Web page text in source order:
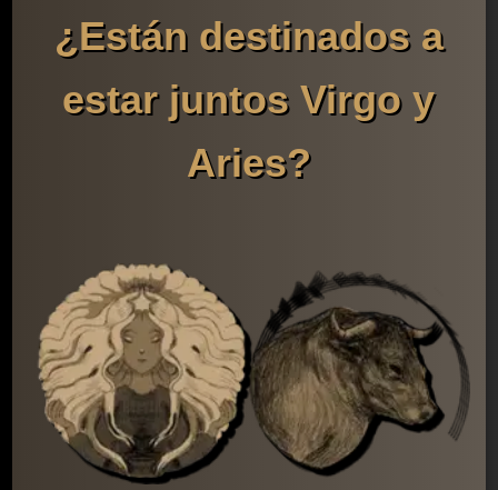
¿Están destinados a
estar juntos Virgo y
Aries?